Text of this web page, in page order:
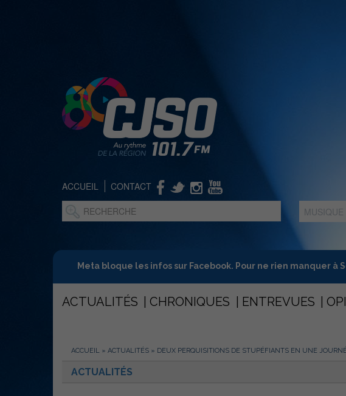
ACCUEIL CONTACT
MUSIQUE :
Meta bloque les infos sur Facebook. Pour ne rien manquer
ACTUALITÉS CHRONIQUES ENTREVUES
ACCUEIL » ACTUALITÉS » DEUX PERQUISITIONS DE STUPÉFIANTS EN UNE
ACTUALITÉS